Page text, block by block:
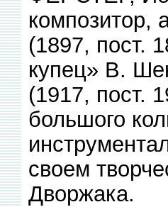
композитор,
(1897, пост.
купец» В.
(1917, пост.
большого
своем
Дворжака.